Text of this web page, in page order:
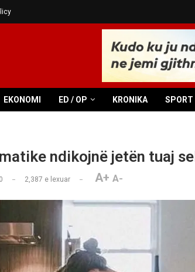
EKONOMI ED / OP KRONIKA SPORT
ndikojnë jetën tuaj
2,387 e lexuar A+ A-